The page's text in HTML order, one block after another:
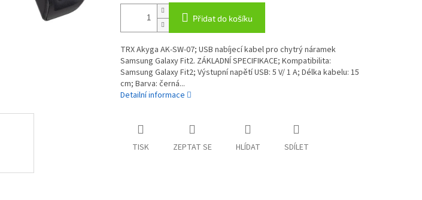
Přidat do košíku
TRX Akyga AK-SW-07; USB nabíjecí kabel pro chytrý náramek
Samsung Galaxy Fit2. ZÁKLADNÍ SPECIFIKACE; Kompatibilita:
Samsung Galaxy Fit2; Výstupní napětí USB: 5 V/ 1 A; Délka kabelu: 15
cm; Barva: černá...
Detailní informace
TISK ZEPTAT SE HLÍDAT SDÍLET